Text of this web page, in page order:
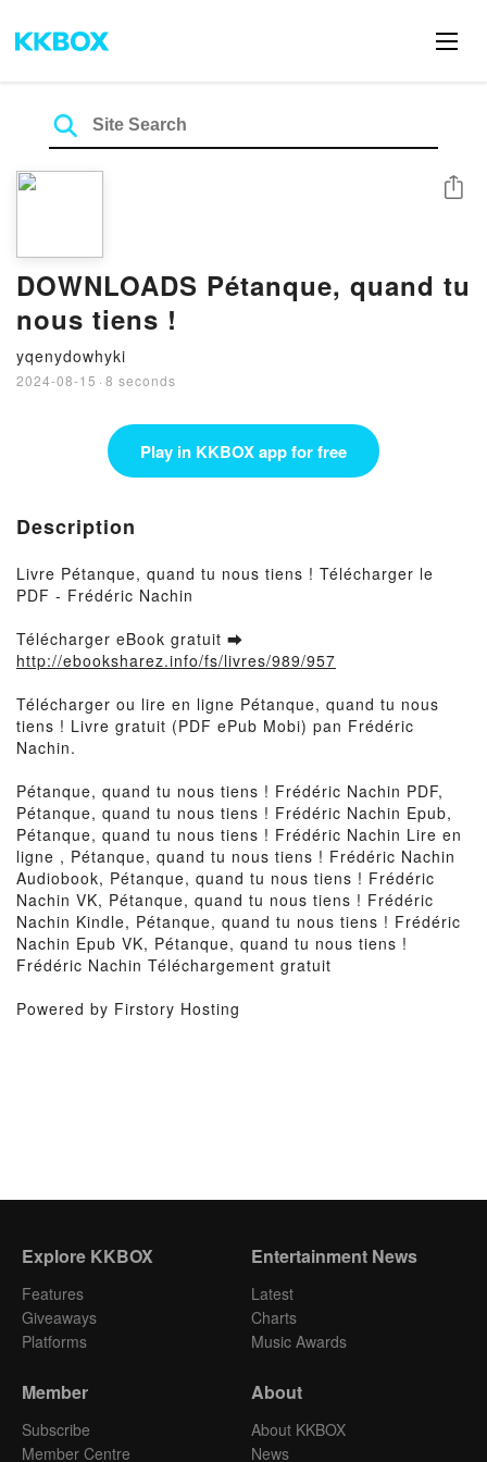
DOWNLOADS Pétanque, quand tu
nous tiens !
yqenydowhyki
2024-08-15 · 8 seconds
Share
Play in KKBOX app for free
Description
Livre Pétanque, quand tu nous tiens ! Télécharger le
PDF - Frédéric Nachin
Télécharger eBook gratuit ➡
http://ebooksharez.info/fs/livres/989/957
Télécharger ou lire en ligne Pétanque, quand tu nous
tiens ! Livre gratuit (PDF ePub Mobi) pan Frédéric
Nachin.
Pétanque, quand tu nous tiens ! Frédéric Nachin PDF,
Pétanque, quand tu nous tiens ! Frédéric Nachin Epub,
Pétanque, quand tu nous tiens ! Frédéric Nachin Lire en
ligne , Pétanque, quand tu nous tiens ! Frédéric Nachin
Audiobook, Pétanque, quand tu nous tiens ! Frédéric
Nachin VK, Pétanque, quand tu nous tiens ! Frédéric
Nachin Kindle, Pétanque, quand tu nous tiens ! Frédéric
Nachin Epub VK, Pétanque, quand tu nous tiens !
Frédéric Nachin Téléchargement gratuit
Powered by Firstory Hosting
Explore KKBOX
Features
Giveaways
Platforms
Entertainment News
Latest
Charts
Music Awards
Member
Subscribe
Member Centre
About
About KKBOX
News